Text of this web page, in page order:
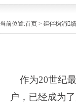
当前位置:首页 > 鏂伴椈涓績
作为20世纪
户，已经成为